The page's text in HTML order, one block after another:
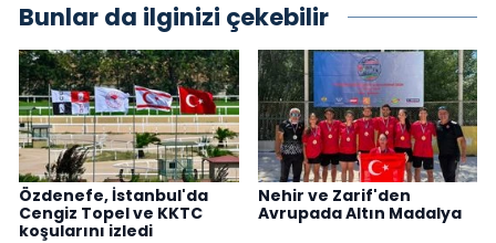
Bunlar da ilginizi çekebilir
Özdenefe, İstanbul'da
Cengiz Topel ve KKTC
koşularını izledi
Nehir ve Zarif'den
Avrupada Altın Madalya